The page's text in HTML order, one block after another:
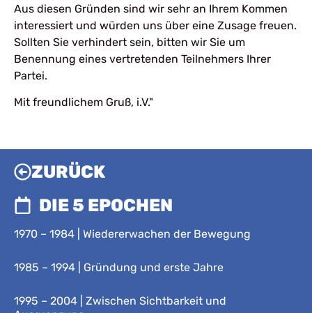
Aus diesen Gründen sind wir sehr an Ihrem Kommen
interessiert und würden uns über eine Zusage freuen.
Sollten Sie verhindert sein, bitten wir Sie um
Benennung eines vertretenden Teilnehmers Ihrer
Partei.
Mit freundlichem Gruß, i.V."
ZURÜCK
DIE 5 EPOCHEN
1970 – 1984 | Wiedererwachen der Bewegung
1985 – 1994 | Gründung und erste Jahre
1995 – 2004 | Zwischen Sichtbarkeit und